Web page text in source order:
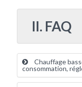
II. FAQ
Chauffage
consommation,